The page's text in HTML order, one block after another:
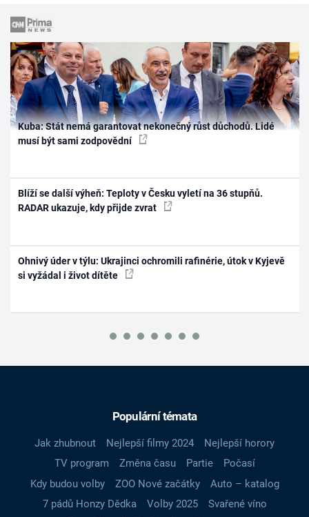
Kuba: Stát nemá garantovat nekonečný růst důchodů. Lidé
musí být sami zodpovědní
Blíží se další výheň: Teploty v Česku vyletí na 36 stupňů.
RADAR ukazuje, kdy přijde zvrat
Ohnivý úder v týlu: Ukrajinci ochromili rafinérie, útok v Kyjevě
si vyžádal i život dítěte
Populární témata
Jak zhubnout Nejlepší filmy 2024
Nejlepší horory
TV program
Změna času Partie
Počasí
Kdy budou volby
ZOO Nové začátky
Auto – katalog
7 pádů Honzy Dědka
Volby 2025
Svařené víno